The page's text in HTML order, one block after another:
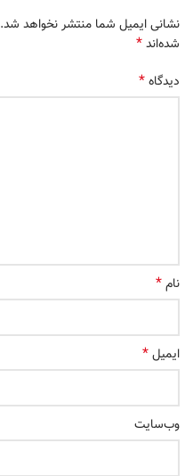
نشانی ایمیل شما منتشر نخواهد شد.
شده‌اند*
دیدگاه*
نام*
ایمیل*
وب‌سایت